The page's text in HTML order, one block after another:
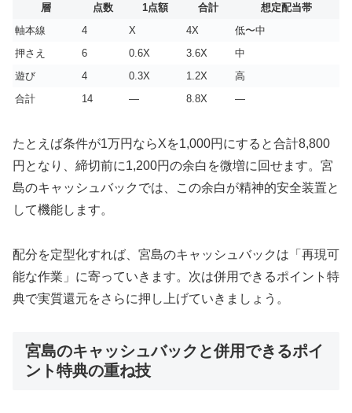
層 点数 1点額 合計
想定配当帯
軸本線
4 X 4X
低〜中
押さえ
6 0.6X 3.6X
中
遊び
4 0.3X 1.2X
高
合計
14 — 8.8X —
たとえば条件が1万円ならXを1,000円にすると合計8,800
円となり、締切前に1,200円の余白を微増に回せます。宮
島のキャッシュバックでは、この余白が精神的安全装置と
して機能します。
配分を定型化すれば、宮島のキャッシュバックは「再現可
能な作業」に寄っていきます。次は併用できるポイント特
典で実質還元をさらに押し上げていきましょう。
宮島のキャッシュバックと併用できるポイ
ント特典の重ね技